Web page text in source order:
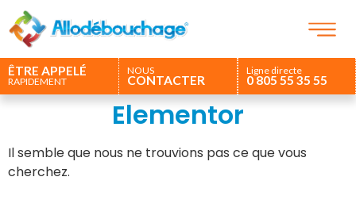
ÊTRE APPELÉ
RAPIDEMENT
NOUS
CONTACTER
Ligne directe
0 805 55 35 55
Elementor
Il semble que nous ne trouvions pas ce que vous
cherchez.